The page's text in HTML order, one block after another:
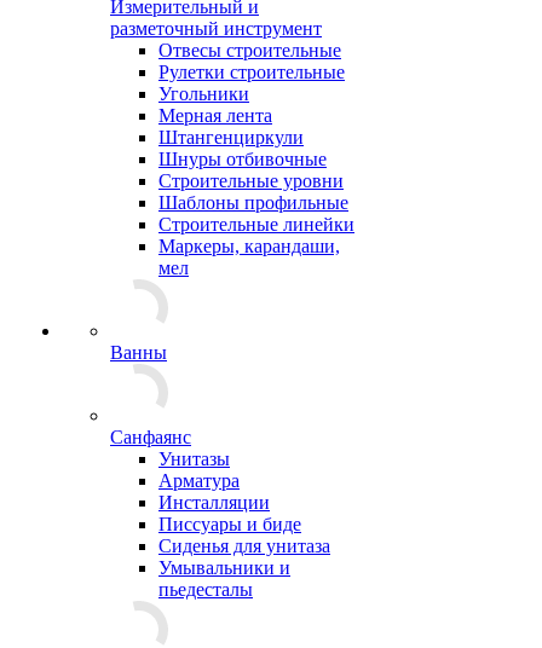
Измерительный и
разметочный инструмент
Отвесы строительные
Рулетки строительные
Угольники
Мерная лента
Штангенциркули
Шнуры отбивочные
Строительные уровни
Шаблоны профильные
Строительные линейки
Маркеры, карандаши,
мел
Ванны
Санфаянс
Унитазы
Арматура
Инсталляции
Писсуары и биде
Сиденья для унитаза
Умывальники и
пьедесталы